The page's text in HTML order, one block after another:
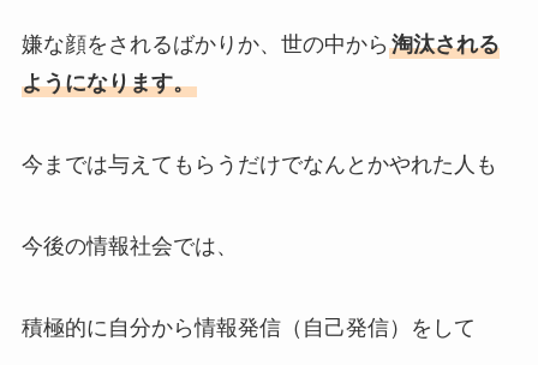
嫌な顔をされるばかりか、世の中から 淘汰される
ようになります。
今までは与えてもらうだけでなんとかやれた人も
今後の情報社会では、
積極的に自分から情報発信（自己発信）をして